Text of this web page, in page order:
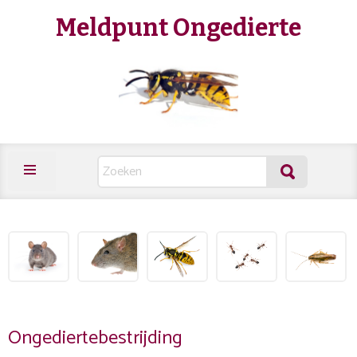
Meldpunt Ongedierte
Ongediertebestrijding